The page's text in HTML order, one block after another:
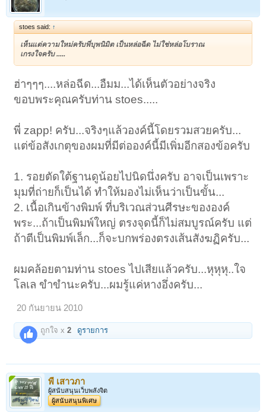
stoes said: ↑
เห็นแต่ความใหม่ครับพี่บุพนิมิต เป็นหล่อฉีด ไม่ใช่หล่อโบราณ
เกรงใจครับ .....
ฮ่าๆๆๆ....หล่อฉีด...อืมม...ได้เห็นตัวอย่างจริง
ขอบพระคุณครับท่าน stoes.....
พี่ zapp! ครับ...จริงๆแล้วองค์นี้โดยรวมสวยครับ...
แต่ข้อสังเกตุของผมที่มีต่อองค์นี้มีเพิ่มอีกสองข้อครับ
1. รอยตัดใต้ฐานดูน้อยไปนิดนึ่งครับ อาจเป็นเพราะ
มุมที่ถ่ายก็เป็นได้ ทำให้มองไม่เห็นว่าเป็นขั้น...
2. เนื้อเกินข้างพิมพ์ ที่บริเวณส่วนศีรษะขององค์
พระ...ถ้าเป็นพิมพ์ใหญ่ ตรงจุดนี้ก็ไม่สมบูรณ์ครับ แต่
ถ้าตีเป็นพิมพ์เล็ก...ก็จะบกพร่องตรงเส้นสังฆฏิครับ...
ผมคล้อยตามท่าน stoes ไปเสียแล้วครับ...หุหุหุ..ใจ
โลเล ขำขำนะครับ...ผมรู้แค่หางอึ่งครับ...
20 กันยายน 2010
ถูกใจ x2 ดูรายการ
พี เสาวภา
ผู้สนับสนุนเว็บพลังจิต
ผู้สนับสนุนพิเศษ